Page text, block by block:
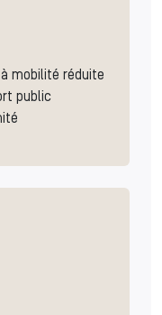
mobilité réduite
public